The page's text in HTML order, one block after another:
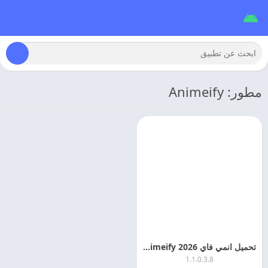
مطور: Animeify
تحميل انمي فاي 2026 animeify مهكر APK + Mod
1.1.0.3.8